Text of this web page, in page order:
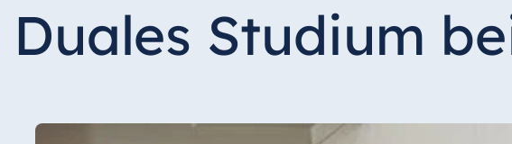
Duales Studium